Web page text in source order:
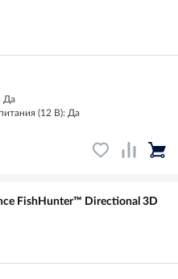
Да
(12 В): Да
FishHunter™ Directional 3D